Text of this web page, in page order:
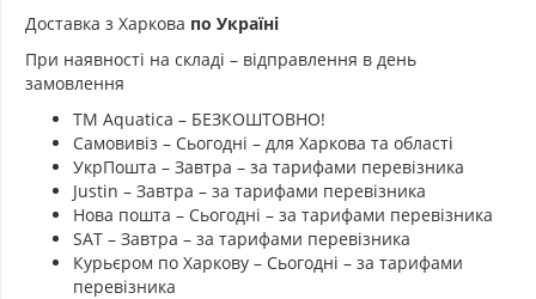
Доставка з Харкова по Україні
При наявності на складі – відправлення в день
замовлення
ТМ Aquatica – БЕЗКОШТОВНО!
Самовивіз – Сьогодні – для Харкова та області
УкрПошта – Завтра – за тарифами перевізника
Justin – Завтра – за тарифами перевізника
Нова пошта – Сьогодні – за тарифами перевізника
SAT – Завтра – за тарифами перевізника
Курьєром по Харкову – Сьогодні – за тарифами
перевізника